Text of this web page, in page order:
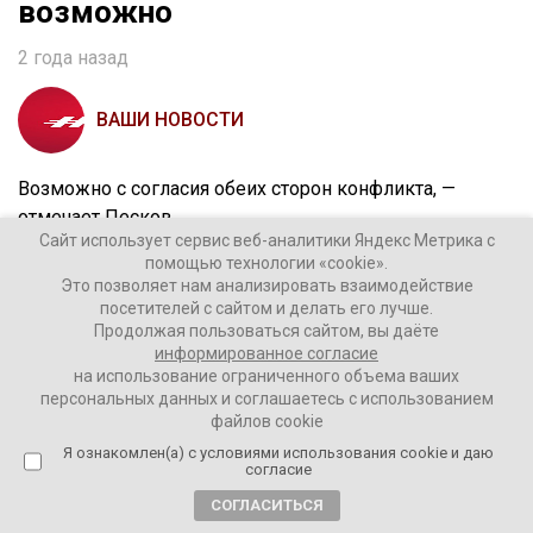
возможно
2 года назад
ВАШИ НОВОСТИ
Возможно с согласия обеих сторон конфликта, —
отмечает Песков.
Речь идет о миротворческих силах Европы и Запада.
Об этом ранее сообщили в СВР РФ.
Однако, только введением миротворцев на
территорию Украины нельзя урегулировать конфликт,
подчеркивает Песков.
Но, похоже, в Кремле готовы рассмотреть и такой
Сайт использует сервис веб-аналитики Яндекс Метрика с
помощью технологии «cookie».
Это позволяет нам анализировать взаимодействие
посетителей с сайтом и делать его лучше.
Продолжая пользоваться сайтом, вы даёте
информированное согласие
на использование ограниченного объема ваших
персональных данных и соглашаетесь с использованием
файлов cookie
Я ознакомлен(а) с условиями использования cookie и даю
согласие
СОГЛАСИТЬСЯ